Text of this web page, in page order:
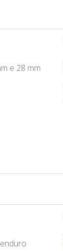
e 28 mm